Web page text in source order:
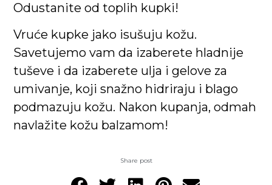
Odustanite od toplih kupki!
Vruće kupke jako isušuju kožu.
Savetujemo vam da izaberete hladnije
tuševe i da izaberete ulja i gelove za
umivanje, koji snažno hidriraju i blago
podmazuju kožu. Nakon kupanja, odmah
navlažite kožu balzamom!
Share post